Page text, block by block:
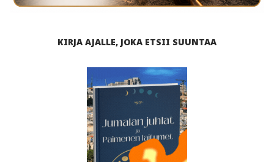
KIRJA AJALLE, JOKA ETSII SUUNTAA